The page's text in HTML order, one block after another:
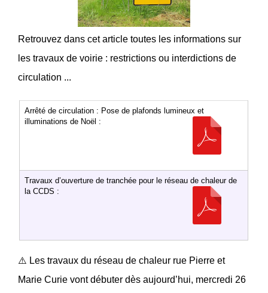
Retrouvez dans cet article toutes les informations sur
les travaux de voirie : restrictions ou interdictions de
circulation ...
Arrêté de circulation : Pose de plafonds lumineux et
illuminations de Noël :
Travaux d’ouverture de tranchée pour le réseau de chaleur de
la CCDS :
⚠️ Les travaux du réseau de chaleur rue Pierre et
Marie Curie vont débuter dès aujourd’hui, mercredi 26